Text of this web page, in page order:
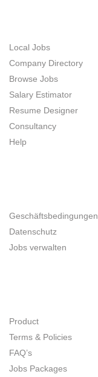
Local Jobs
Company Directory
Browse Jobs
Salary Estimator
Resume Designer
Consultancy
Help
Geschäftsbedingungen
Datenschutz
Jobs verwalten
Product
Terms & Policies
FAQ’s
Jobs Packages